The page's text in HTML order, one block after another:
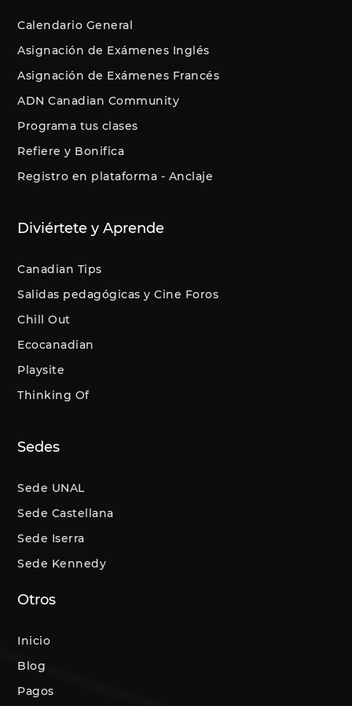
Calendario General
Asignación de Exámenes Inglés
Asignación de Exámenes Francés
ADN Canadian Community
Programa tus clases
Refiere y Bonifica
Registro en plataforma - Anclaje
Diviértete y Aprende
Canadian Tips
Salidas pedagógicas y Cine Foros
Chill Out
Ecocanadian
Playsite
Thinking Of
Sedes
Sede UNAL
Sede Castellana
Sede Iserra
Sede Kennedy
Otros
Inicio
Blog
Pagos